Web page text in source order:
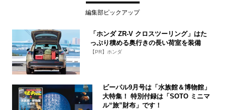
編集部ピックアップ
「ホンダ ZR-V クロスツーリング」はた
っぷり積める奥行きの長い荷室を装備
【PR】ホンダ
ビーパル9月号は「水族館＆博物館」
大特集！ 特別付録は「SOTO ミニマ
ル“旅”財布」です！